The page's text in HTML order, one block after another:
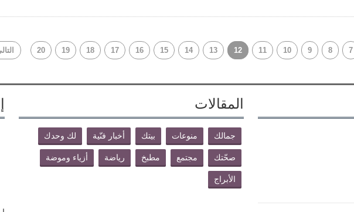
7
8
9
10
11
12
13
14
15
16
17
18
19
20
المقالات
جمالك منوعات بيتك أخبار فنّية لك وحدك
صحّتك مجتمع مطبخ رياضة أزياء وموضة
الأبراج